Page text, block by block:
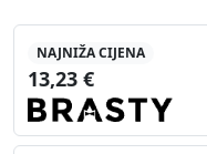
NAJNIŽA CIJENA
13,23 €